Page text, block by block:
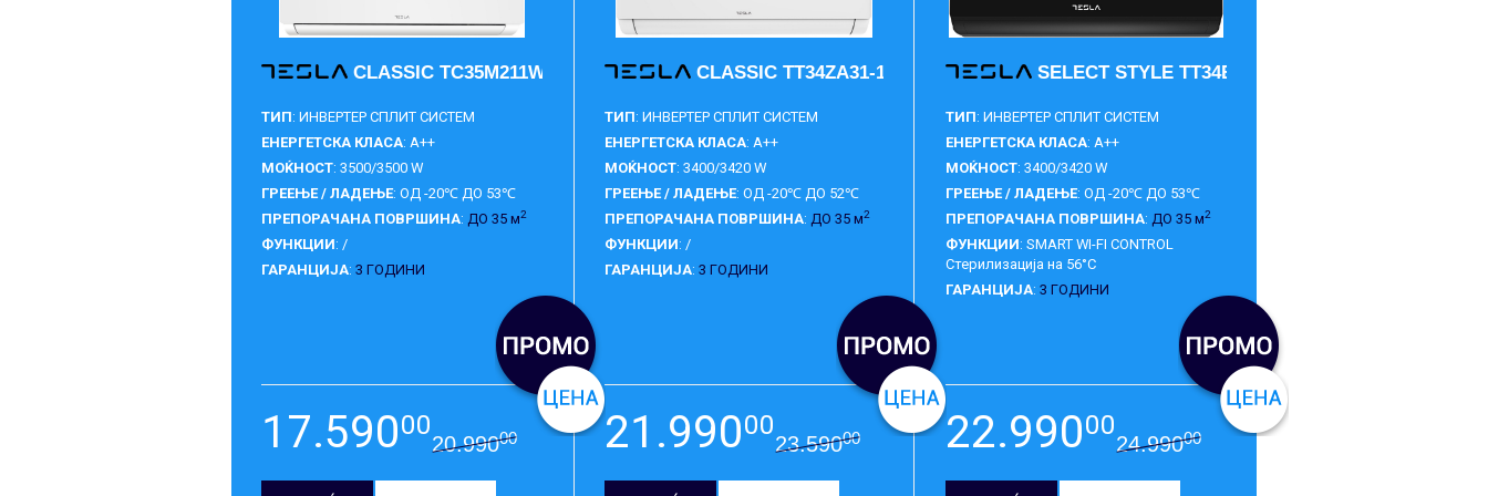
CLASSIC TC35M211W-1232IA
ТИП: ИНВЕРТЕР СПЛИТ СИСТЕМ
ЕНЕРГЕТСКА КЛАСА: A++
МОЌНОСТ: 3500/3500 W
ГРЕЕЊЕ / ЛАДЕЊЕ: ОД -20℃ ДО 53℃
ПРЕПОРАЧАНА ПОВРШИНА:ДО 35 м2
ФУНКЦИИ: /
ГАРАНЦИЈА: 3 ГОДИНИ
17.59000
20.99000
CLASSIC TT34ZA31-1232IA
ТИП: ИНВЕРТЕР СПЛИТ СИСТЕМ
ЕНЕРГЕТСКА КЛАСА: A++
МОЌНОСТ: 3400/3420 W
ГРЕЕЊЕ / ЛАДЕЊЕ: ОД -20℃ ДО 52℃
ПРЕПОРАЧАНА ПОВРШИНА:ДО 35 м2
ФУНКЦИИ: /
ГАРАНЦИЈА: 3 ГОДИНИ
21.99000
23.59000
SELECT STYLE TT34EX82BM-1232IAW
ТИП: ИНВЕРТЕР СПЛИТ СИСТЕМ
ЕНЕРГЕТСКА КЛАСА: A++
МОЌНОСТ: 3400/3420 W
ГРЕЕЊЕ / ЛАДЕЊЕ: ОД -20℃ ДО 53℃
ПРЕПОРАЧАНА ПОВРШИНА:ДО 35 м2
ФУНКЦИИ: SMART WI-FI CONTROL
Стерилизација на 56°C
ГАРАНЦИЈА: 3 ГОДИНИ
22.99000
24.99000